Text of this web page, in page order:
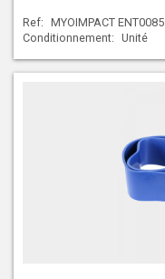
Ref: MYOIMPACT ENT0085
Conditionnement: Unité